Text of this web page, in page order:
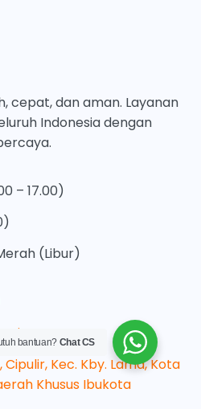
cepat, dan aman. Layanan
Indonesia dengan
– 17.00)
(Libur)
Cipulir, Kec. Kby. Lama, Kota
Khusus Ibukota
bantuan? Chat CS